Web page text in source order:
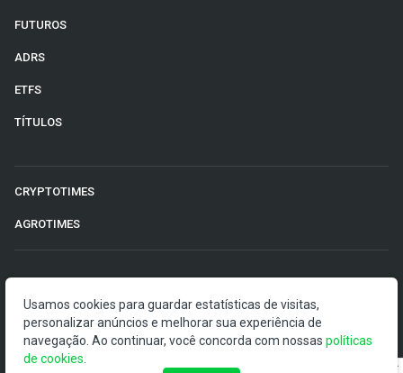
FUTUROS
ADRS
ETFS
TÍTULOS
CRYPTOTIMES
AGROTIMES
O Money Times publica matérias de cunho jornalístico, que
visam a democratização da informação. Nossas
publicações devem ser compreendidas como boletins
Usamos cookies para guardar estatísticas de visitas,
personalizar anúncios e melhorar sua experiência de
navegação. Ao continuar, você concorda com nossas políticas
de cookies